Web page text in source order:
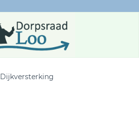
Dijkversterking